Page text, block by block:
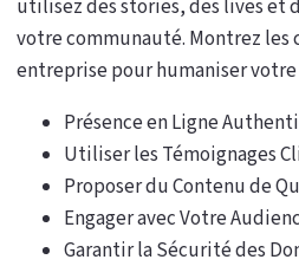
utilisez des stories, des lives et
votre communauté. Montrez les
entreprise pour humaniser
Présence en Ligne
Utiliser les Témoignages
Proposer du Contenu de
Engager avec Votre
Garantir la Sécurité des